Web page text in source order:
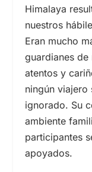
Himalaya
nuestros
Eran mucho
guardianes de
atentos y
ningún viajero
ignorado. Su
ambiente
participantes
apoyados.